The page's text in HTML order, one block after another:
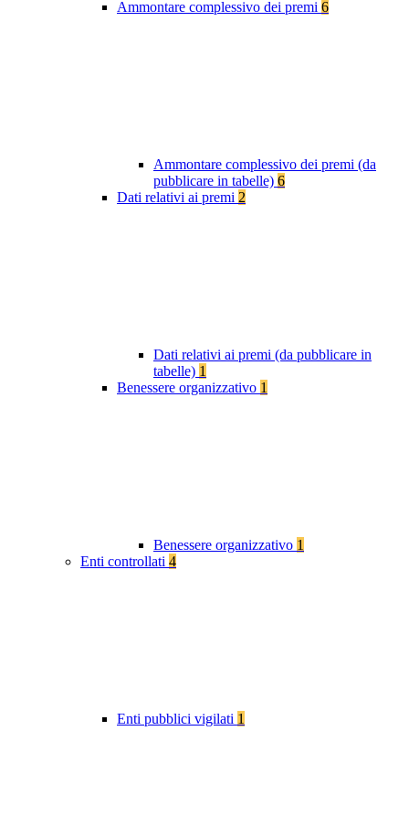
Ammontare complessivo dei premi 6
Ammontare complessivo dei premi (da
pubblicare in tabelle) 6
Dati relativi ai premi 2
Dati relativi ai premi (da pubblicare in
tabelle) 1
Benessere organizzativo 1
Benessere organizzativo 1
Enti controllati 4
Enti pubblici vigilati 1